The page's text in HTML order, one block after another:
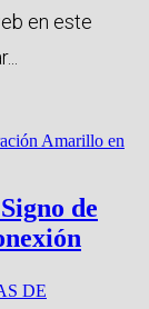
en este
de
DE